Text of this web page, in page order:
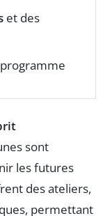
et des
sont
les futures
des ateliers,
permettant